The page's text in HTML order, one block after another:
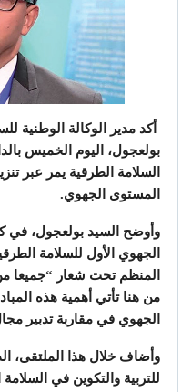
أكد مدير الوكالة الوطنية
بولعجول، اليوم الخميس
السلامة الطرقية يمر عبر
المستوى الجهوي.
وأوضح السيد بولعجول، في
الجهوي الأول للسلامة
المنظم تحت شعار “جميعا
من هنا تأتي أهمية هذه
الجهوي في مقاربة تدبير
وأضاف خلال هذا الملتقى،
للتربية والتكوين في